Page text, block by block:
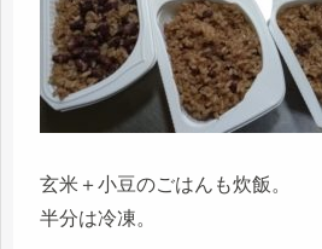
玄米＋小豆のごはんも炊飯。
半分は冷凍。